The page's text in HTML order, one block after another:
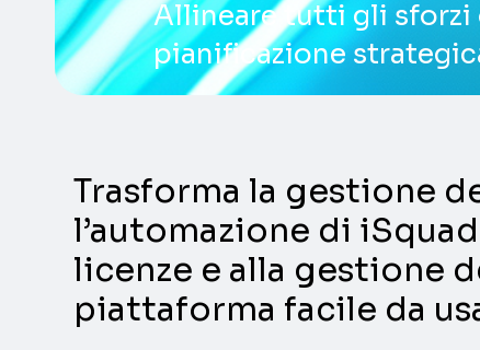
Allineare tutti gli sforzi
pianificazione
Trasforma la gestione
l’automazione di
licenze e alla gestione
piattaforma facile da